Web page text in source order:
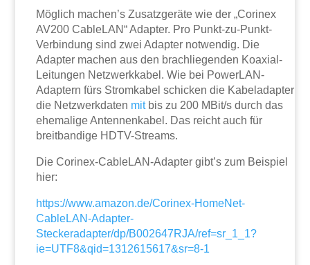
Möglich machen’s Zusatzgeräte wie der „Corinex
AV200 CableLAN“ Adapter. Pro Punkt-zu-Punkt-
Verbindung sind zwei Adapter notwendig. Die
Adapter machen aus den brachliegenden Koaxial-
Leitungen Netzwerkkabel. Wie bei PowerLAN-
Adaptern fürs Stromkabel schicken die Kabeladapter
die Netzwerkdaten mitbis zu 200 MBit/s durch das
ehemalige Antennenkabel. Das reicht auch für
breitbandige HDTV-Streams.
Die Corinex-CableLAN-Adapter gibt’s zum Beispiel
hier:
https://www.amazon.de/Corinex-HomeNet-
CableLAN-Adapter-
Steckeradapter/dp/B002647RJA/ref=sr_1_1?
ie=UTF8&qid=1312615617&sr=8-1